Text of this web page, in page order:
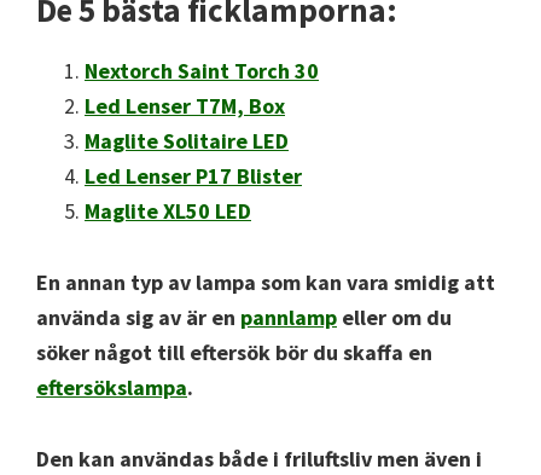
De 5 bästa ficklamporna:
Nextorch Saint Torch 30
Led Lenser T7M, Box
Maglite Solitaire LED
Led Lenser P17 Blister
Maglite XL50 LED
En annan typ av lampa som kan vara smidig att
använda sig av är en pannlamp eller om du
söker något till eftersök bör du skaffa en
eftersökslampa.
Den kan användas både i friluftsliv men även i